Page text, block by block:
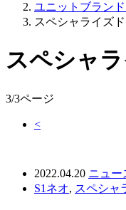
ユニットブランド
スペシャライズド
スペシャ
3/3ページ
<
2022.04.20 ニュー
S1ネオ, スペシャ